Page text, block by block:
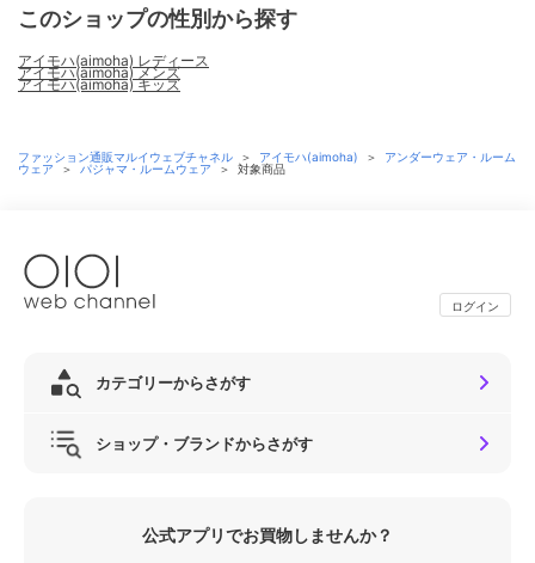
このショップの性別から探す
アイモハ(aimoha) レディース
アイモハ(aimoha) メンズ
アイモハ(aimoha) キッズ
ファッション通販マルイウェブチャネル ＞ アイモハ(aimoha) ＞
アンダーウェア・ルーム
ウェア
＞ パジャマ・ルームウェア＞ 対象商品
ログイン
カテゴリーからさがす
ショップ・ブランドからさがす
公式アプリでお買物しませんか？